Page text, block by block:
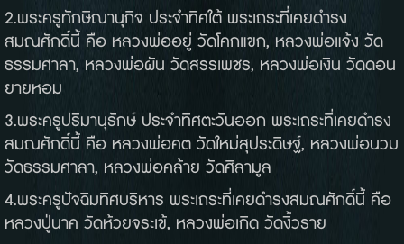
2.พระครูทักษิณานุกิจ ประจำทิศใต้ พระเถระที่เคยดำรง
สมณศักดิ์นี้ คือ หลวงพ่ออยู่ วัดโคกแขก, หลวงพ่อแจ้ง วัด
ธรรมศาลา, หลวงพ่อผัน วัดสรรเพชร, หลวงพ่อเงิน วัดดอน
ยายหอม
3.พระครูปริมานุรักษ์ ประจำทิศตะวันออก พระเถระที่เคยดำรง
สมณศักดิ์นี้ คือ หลวงพ่อคต วัดใหม่สุประดิษฐ์, หลวงพ่อนวม
วัดธรรมศาลา, หลวงพ่อคล้าย วัดศิลามูล
4.พระครูปัจฉิมทิศบริหาร พระเถระที่เคยดำรงสมณศักดิ์นี้ คือ
หลวงปู่นาค วัดห้วยจระเข้, หลวงพ่อเกิด วัดงิ้วราย